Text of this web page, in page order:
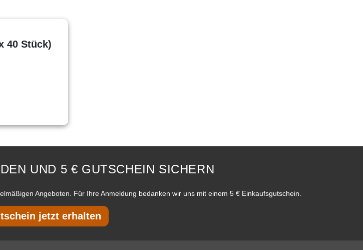
40 Stück)
UND 5 € GUTSCHEIN SICHERN
Angeboten. Für Ihre Anmeldung bedanken wir uns mit einem 5 € Einkaufsgutschein.
jetzt erhalten